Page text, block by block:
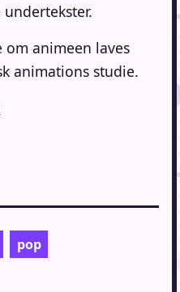
animeen laves
animations studie.
pop